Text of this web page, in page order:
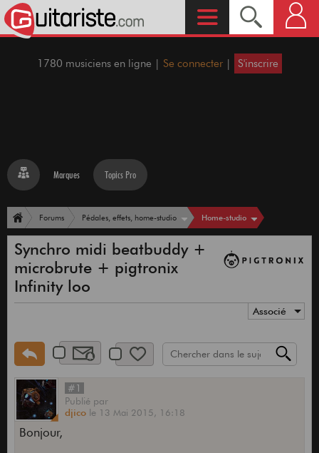
1780 musiciens en ligne | Se connecter | S'inscrire
Marques Topics Pro
Forums Pédales, effets, home-studio Home-studio
Synchro midi beatbuddy +
microbrute + pigtronix
Infinity loo
Associé
#1
Publié par
djico le 13 Mai 2015, 16:18
Bonjour,